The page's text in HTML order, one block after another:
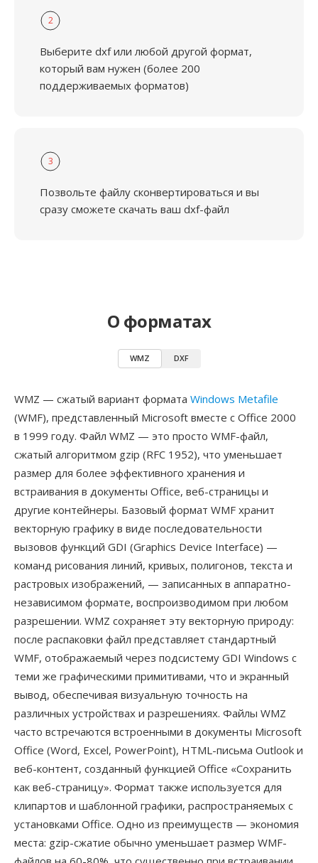
2
Выберите dxf или любой другой формат,
который вам нужен (более 200
поддерживаемых форматов)
3
Позвольте файлу сконвертироваться и вы
сразу сможете скачать ваш dxf-файл
О форматах
WMZ DXF
WMZ — сжатый вариант формата Windows Metafile
(WMF), представленный Microsoft вместе с Office 2000
в 1999 году. Файл WMZ — это просто WMF-файл,
сжатый алгоритмом gzip (RFC 1952), что уменьшает
размер для более эффективного хранения и
встраивания в документы Office, веб-страницы и
другие контейнеры. Базовый формат WMF хранит
векторную графику в виде последовательности
вызовов функций GDI (Graphics Device Interface) —
команд рисования линий, кривых, полигонов, текста и
растровых изображений, — записанных в аппаратно-
независимом формате, воспроизводимом при любом
разрешении. WMZ сохраняет эту векторную природу:
после распаковки файл представляет стандартный
WMF, отображаемый через подсистему GDI Windows с
теми же графическими примитивами, что и экранный
вывод, обеспечивая визуальную точность на
различных устройствах и разрешениях. Файлы WMZ
часто встречаются встроенными в документы Microsoft
Office (Word, Excel, PowerPoint), HTML-письма Outlook и
веб-контент, созданный функцией Office «Сохранить
как веб-страницу». Формат также используется для
клипартов и шаблонной графики, распространяемых с
установками Office. Одно из преимуществ — экономия
места: gzip-сжатие обычно уменьшает размер WMF-